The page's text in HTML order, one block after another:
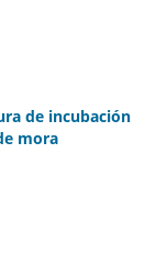
de incubación
mora